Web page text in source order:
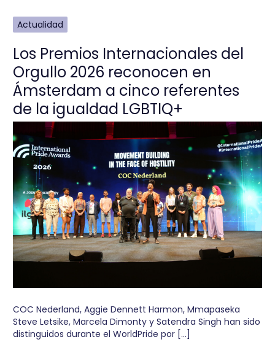
Actualidad
Los Premios Internacionales del
Orgullo 2026 reconocen en
Ámsterdam a cinco referentes
de la igualdad LGBTIQ+
COC Nederland, Aggie Dennett Harmon, Mmapaseka
Steve Letsike, Marcela Dimonty y Satendra Singh han sido
distinguidos durante el WorldPride por […]